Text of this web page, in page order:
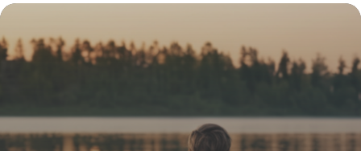
systèmes énergétiques